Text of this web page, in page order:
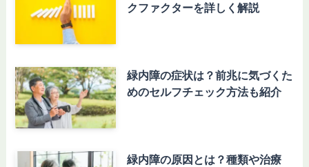
クファクターを詳しく解説
緑内障の症状は？前兆に気づくた
めのセルフチェック方法も紹介
緑内障の原因とは？種類や治療